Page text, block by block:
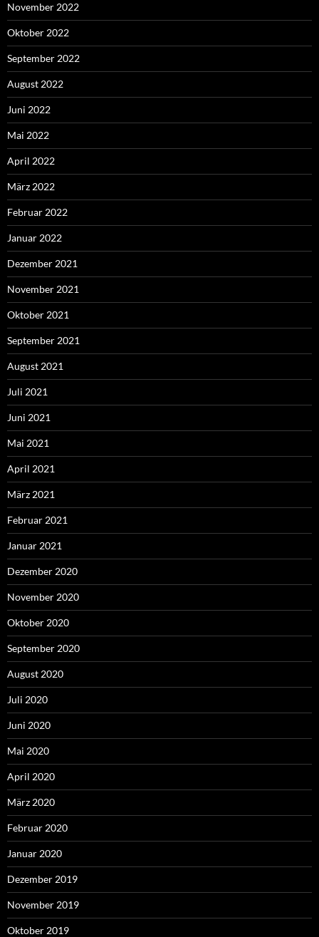
November 2022
Oktober 2022
September 2022
August 2022
Juni 2022
Mai 2022
April 2022
März 2022
Februar 2022
Januar 2022
Dezember 2021
November 2021
Oktober 2021
September 2021
August 2021
Juli 2021
Juni 2021
Mai 2021
April 2021
März 2021
Februar 2021
Januar 2021
Dezember 2020
November 2020
Oktober 2020
September 2020
August 2020
Juli 2020
Juni 2020
Mai 2020
April 2020
März 2020
Februar 2020
Januar 2020
Dezember 2019
November 2019
Oktober 2019